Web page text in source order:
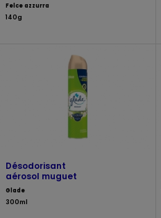
Felce azzurra
140g
Désodorisant
aérosol muguet
Glade
300ml